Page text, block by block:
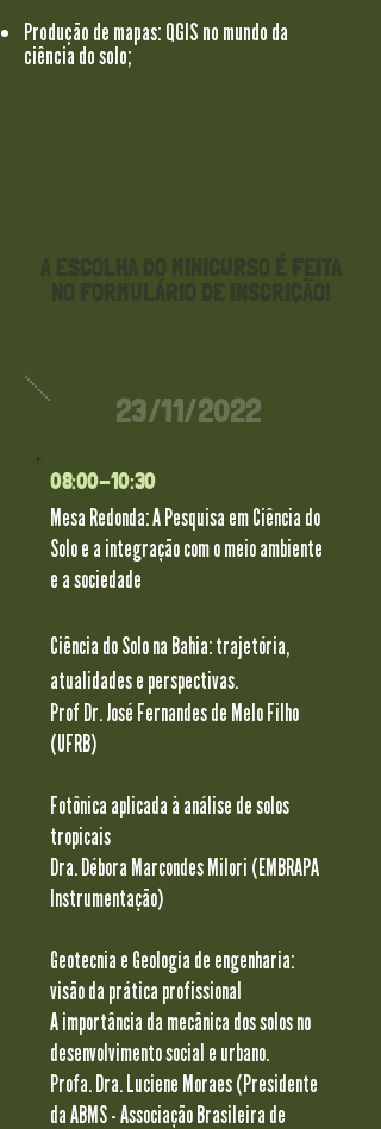
Produção de mapas: QGIS no mundo da
ciência do solo;
23/11/2022
08:00-10:30
Mesa Redonda: A Pesquisa em Ciência do
Solo e a integração com o meio ambiente
e a sociedade
Ciência do Solo na Bahia: trajetória,
atualidades e perspectivas.
Prof Dr. José Fernandes de Melo Filho
(UFRB)
Fotônica aplicada à análise de solos
tropicais
Dra. Débora Marcondes Milori (EMBRAPA
Instrumentação)
Geotecnia e Geologia de engenharia:
visão da prática profissional
A importância da mecânica dos solos no
desenvolvimento social e urbano.
Profa. Dra. Luciene Moraes (Presidente
da ABMS - Associação Brasileira de